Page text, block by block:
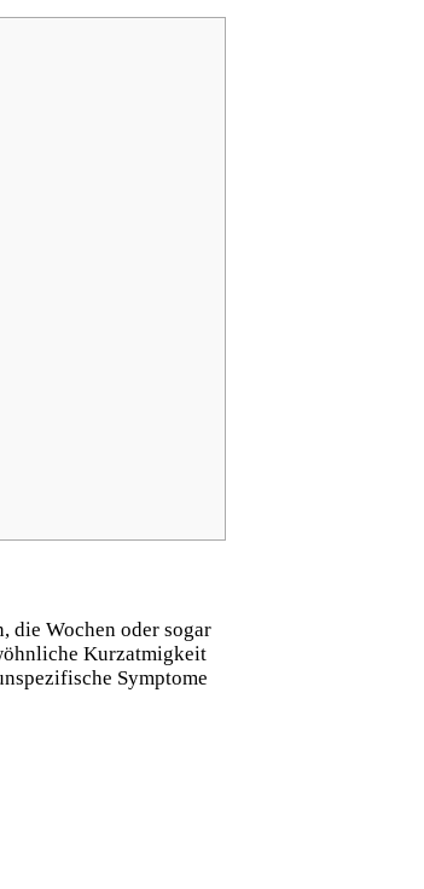
die Wochen oder sogar
Kurzatmigkeit
Symptome